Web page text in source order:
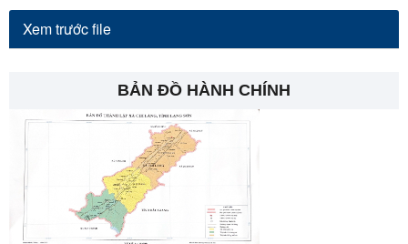
Xem trước file
BẢN ĐỒ HÀNH CHÍNH